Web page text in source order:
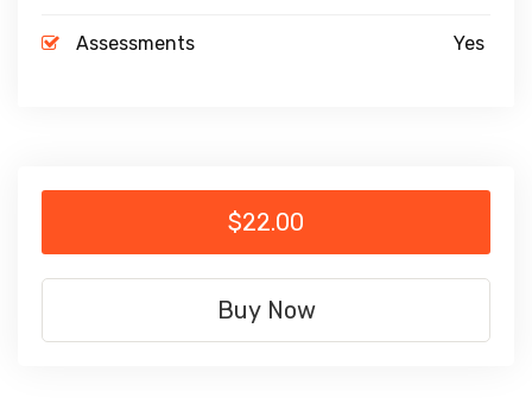
Assessments Yes
$22.00
Buy Now